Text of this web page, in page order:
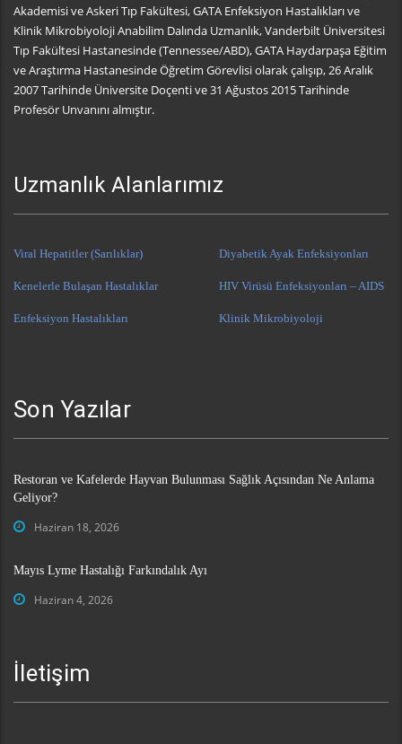
Akademisi ve Askeri Tıp Fakültesi, GATA Enfeksiyon Hastalıkları ve
Klinik Mikrobiyoloji Anabilim Dalında Uzmanlık, Vanderbilt Üniversitesi
Tıp Fakültesi Hastanesinde (Tennessee/ABD), GATA Haydarpaşa Eğitim
ve Araştırma Hastanesinde Öğretim Görevlisi olarak çalışıp, 26 Aralık
2007 Tarihinde Üniversite Doçenti ve 31 Ağustos 2015 Tarihinde
Profesör Unvanını almıştır.
Uzmanlık Alanlarımız
Viral Hepatitler (Sarılıklar) Diyabetik Ayak Enfeksiyonları
Kenelerle Bulaşan Hastalıklar HIV Virüsü Enfeksiyonları – AIDS
Enfeksiyon Hastalıkları Klinik Mikrobiyoloji
Son Yazılar
Restoran ve Kafelerde Hayvan Bulunması Sağlık Açısından Ne Anlama
Geliyor?
Haziran 18, 2026
Mayıs Lyme Hastalığı Farkındalık Ayı
Haziran 4, 2026
İletişim